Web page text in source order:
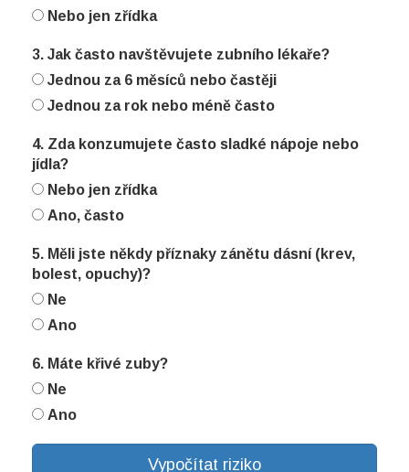
Nebo jen zřídka
3. Jak často navštěvujete zubního lékaře?
Jednou za 6 měsíců nebo častěji
Jednou za rok nebo méně často
4. Zda konzumujete často sladké nápoje nebo
jídla?
Nebo jen zřídka
Ano, často
5. Měli jste někdy příznaky zánětu dásní (krev,
bolest, opuchy)?
Ne
Ano
6. Máte křivé zuby?
Ne
Ano
Vypočítat riziko